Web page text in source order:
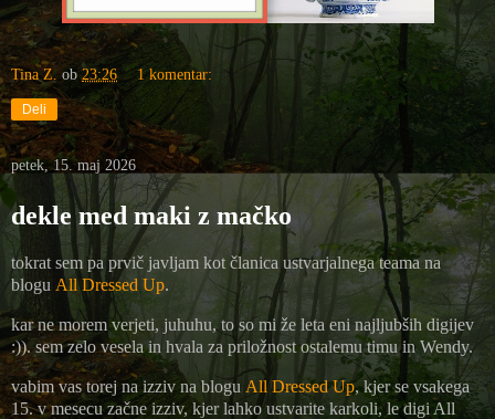
Tina Z. ob 23:26 1 komentar:
Deli
petek, 15. maj 2026
dekle med maki z mačko
tokrat sem pa prvič javljam kot članica ustvarjalnega teama na
blogu All Dressed Up.
kar ne morem verjeti, juhuhu, to so mi že leta eni najljubših digijev
:)). sem zelo vesela in hvala za priložnost ostalemu timu in Wendy.
vabim vas torej na izziv na blogu All Dressed Up, kjer se vsakega
15. v mesecu začne izziv, kjer lahko ustvarite karkoli, le digi All